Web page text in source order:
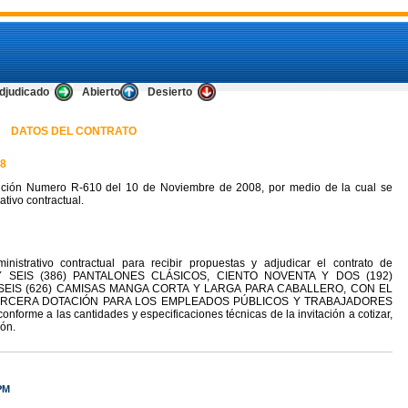
Abierto Desierto
DATOS DEL CONTRATO
Numero R-610 del 10 de Noviembre de 2008, por medio de la cual se
contractual.
contractual para recibir propuestas y adjudicar el contrato de
SEIS (386) PANTALONES CLÁSICOS, CIENTO NOVENTA Y DOS (192)
(626) CAMISAS MANGA CORTA Y LARGA PARA CABALLERO, CON EL
DOTACIÓN PARA LOS EMPLEADOS PÚBLICOS Y TRABAJADORES
a las cantidades y especificaciones técnicas de la invitación a cotizar,